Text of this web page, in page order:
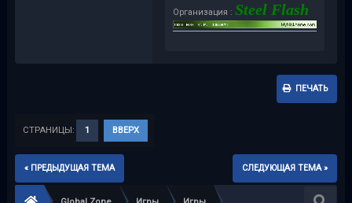
Организация : Steel Flash
ПЕЧАТЬ
СТРАНИЦЫ: 1 ВВЕРХ
« ПРЕДЫДУЩАЯ ТЕМА СЛЕДУЮЩАЯ ТЕМА »